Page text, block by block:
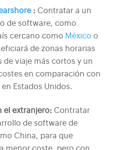
: Contratar a un
de software, como
cercano como México o
de zonas horarias
de viaje más cortos y un
en comparación con
Estados Unidos.
el extranjero: Contratar
de software de
China, para que
menor coste, pero con